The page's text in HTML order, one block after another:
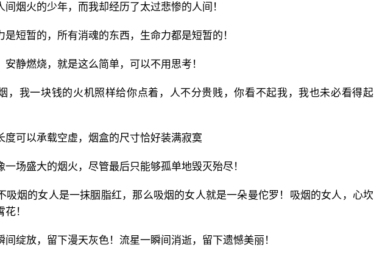
间烟火的少年，而我却经历了太过悲惨的人间！
是短暂的，所有消魂的东西，生命力都是短暂的！
安静燃烧，就是这么简单，可以不用思考！
，我一块钱的火机照样给你点着，人不分贵贱，你看不起我，我也未必看得起
度可以承载空虚，烟盒的尺寸恰好装满寂寞
一场盛大的烟火，尽管最后只能够孤单地毁灭殆尽！
吸烟的女人是一抹胭脂红，那么吸烟的女人就是一朵曼佗罗！吸烟的女人，心坎
！
间绽放，留下漫天灰色！流星一瞬间消逝，留下遗憾美丽！